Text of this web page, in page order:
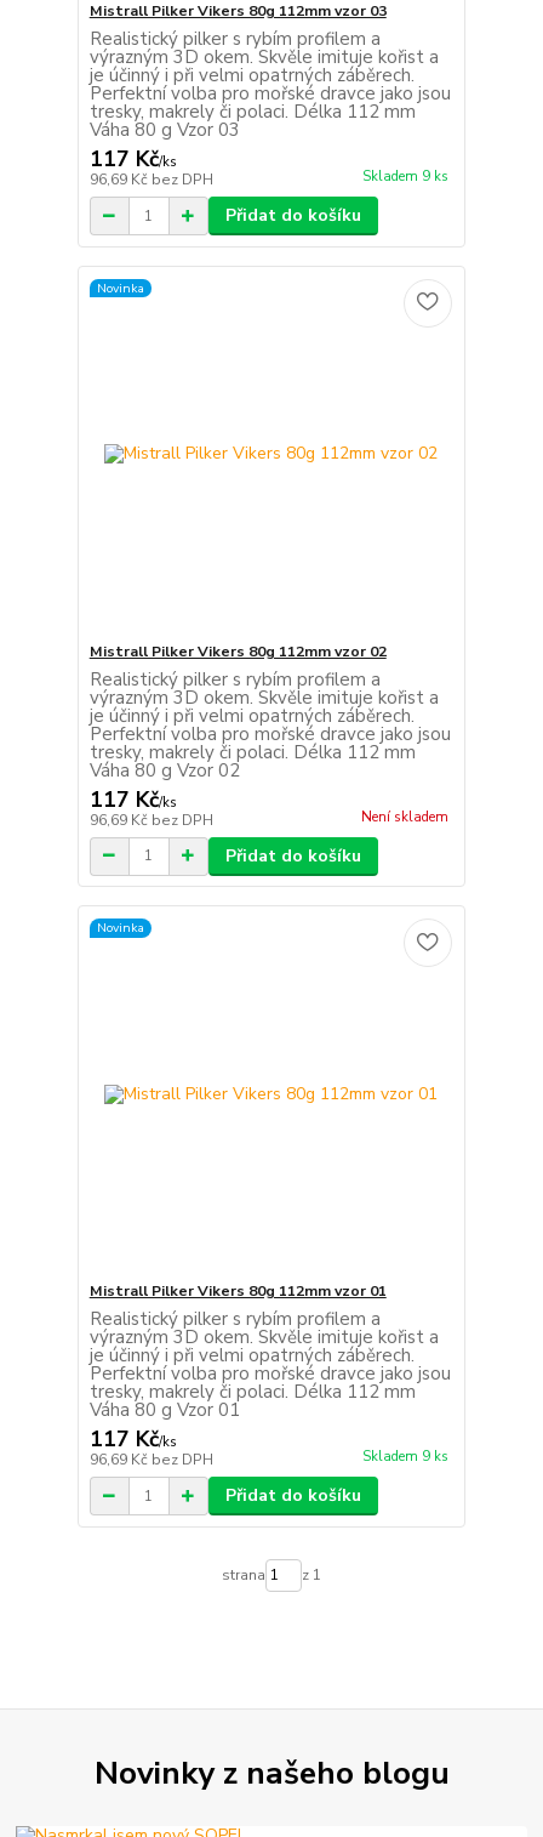
Mistrall Pilker Vikers 80g 112mm vzor 03
Realistický pilker s rybím profilem a
výrazným 3D okem. Skvěle imituje kořist a
je účinný i při velmi opatrných záběrech.
Perfektní volba pro mořské dravce jako jsou
tresky, makrely či polaci. Délka 112 mm
Váha 80 g Vzor 03
117 Kč/ks
96,69 Kč bez DPH Skladem 9 ks
Přidat do košíku
Novinka
Mistrall Pilker Vikers 80g 112mm vzor 02
Realistický pilker s rybím profilem a
výrazným 3D okem. Skvěle imituje kořist a
je účinný i při velmi opatrných záběrech.
Perfektní volba pro mořské dravce jako jsou
tresky, makrely či polaci. Délka 112 mm
Váha 80 g Vzor 02
117 Kč/ks
96,69 Kč bez DPH Není skladem
Přidat do košíku
Novinka
Mistrall Pilker Vikers 80g 112mm vzor 01
Realistický pilker s rybím profilem a
výrazným 3D okem. Skvěle imituje kořist a
je účinný i při velmi opatrných záběrech.
Perfektní volba pro mořské dravce jako jsou
tresky, makrely či polaci. Délka 112 mm
Váha 80 g Vzor 01
117 Kč/ks
96,69 Kč bez DPH Skladem 9 ks
Přidat do košíku
strana z 1
Novinky z našeho blogu